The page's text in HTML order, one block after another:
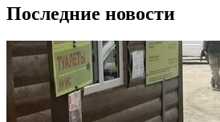
Последние новости